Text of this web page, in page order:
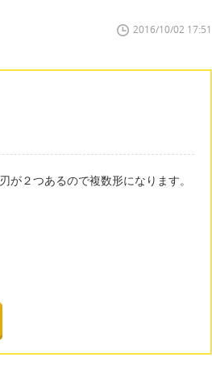
2016/10/02 17:51
２つあるので複数形になります。